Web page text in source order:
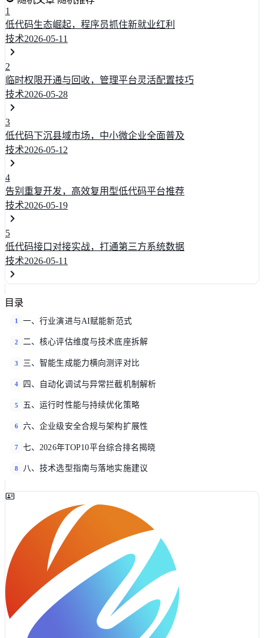
1
低代码生态崛起，程序员抓住新就业红利
技术2026-05-11
2
临时权限开通与回收，管理平台灵活配置技巧
技术2026-05-28
3
低代码下沉县域市场，中小微企业全面普及
技术2026-05-12
4
告别重复开发，高效复用型低代码平台推荐
技术2026-05-19
5
低代码接口对接实战，打通第三方系统数据
技术2026-05-11
目录
1 一、行业演进与AI赋能新范式
2 二、核心评估维度与技术底座拆解
3 三、智能生成能力横向测评对比
4 四、自动化调试与异常拦截机制解析
5 五、运行时性能与持续优化策略
6 六、企业级安全合规与架构扩展性
7 七、2026年TOP10平台综合排名揭晓
8 八、技术选型指南与落地实施建议